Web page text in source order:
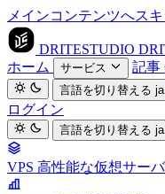
メインコンテンツへス
DRITESTUDIO
ホーム
サービス 記事
言語を切り替える ja
ログイン
言語を切り替える ja
VPS 高性能な仮想サー